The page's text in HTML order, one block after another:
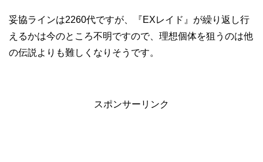
妥協ラインは2260代ですが、『EXレイド』が繰り返し行
えるかは今のところ不明ですので、理想個体を狙うのは他
の伝説よりも難しくなりそうです。
スポンサーリンク